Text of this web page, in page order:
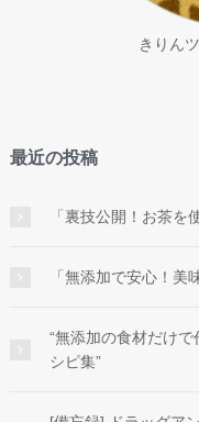
きりん
最近の投稿
「裏技公開！お茶を
「無添加で安心！美
“無添加の食材だけ
シピ集”